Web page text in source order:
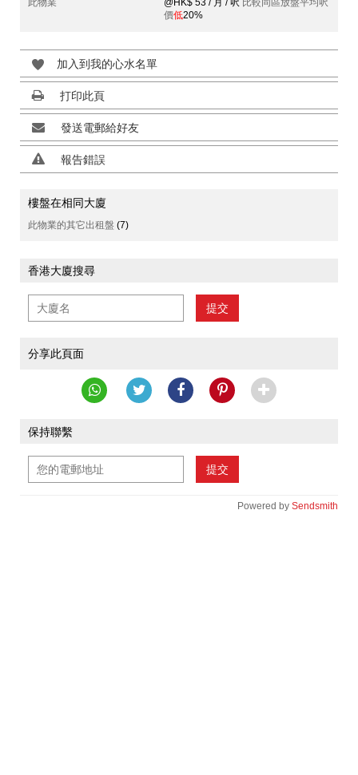
此物業 @HK$ 53 / 月 / 呎 比較同區放盤平均呎
價低20%
加入到我的心水名單
打印此頁
發送電郵給好友
報告錯誤
樓盤在相同大廈
此物業的其它出租盤 (7)
香港大廈搜尋
提交
分享此頁面
保持聯繫
提交
Powered by Sendsmith